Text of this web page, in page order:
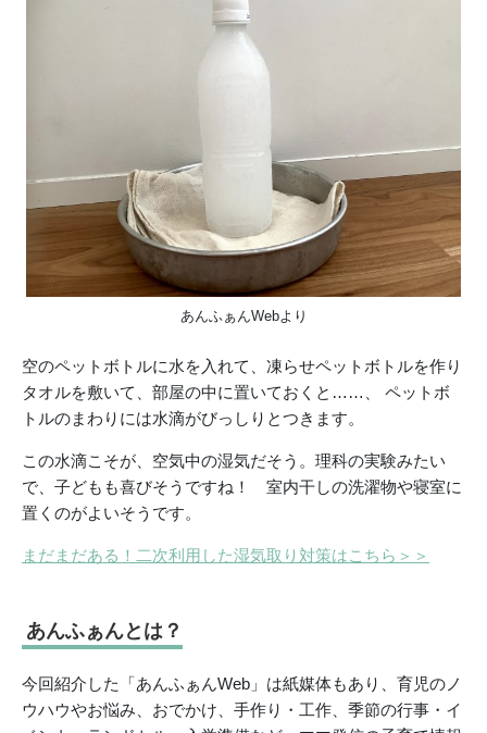
あんふぁんWebより
空のペットボトルに水を入れて、凍らせペットボトルを作り
タオルを敷いて、部屋の中に置いておくと……、 ペットボ
トルのまわりには水滴がびっしりとつきます。
この水滴こそが、空気中の湿気だそう。理科の実験みたい
で、子どもも喜びそうですね！ 室内干しの洗濯物や寝室に
置くのがよいそうです。
まだまだある！二次利用した湿気取り対策はこちら＞＞
あんふぁんとは？
今回紹介した「あんふぁんWeb」は紙媒体もあり、育児のノ
ウハウやお悩み、おでかけ、手作り・工作、季節の行事・イ